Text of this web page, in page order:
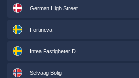
German High Street
Fortinova
Intea Fastigheter D
Selvaag Bolig